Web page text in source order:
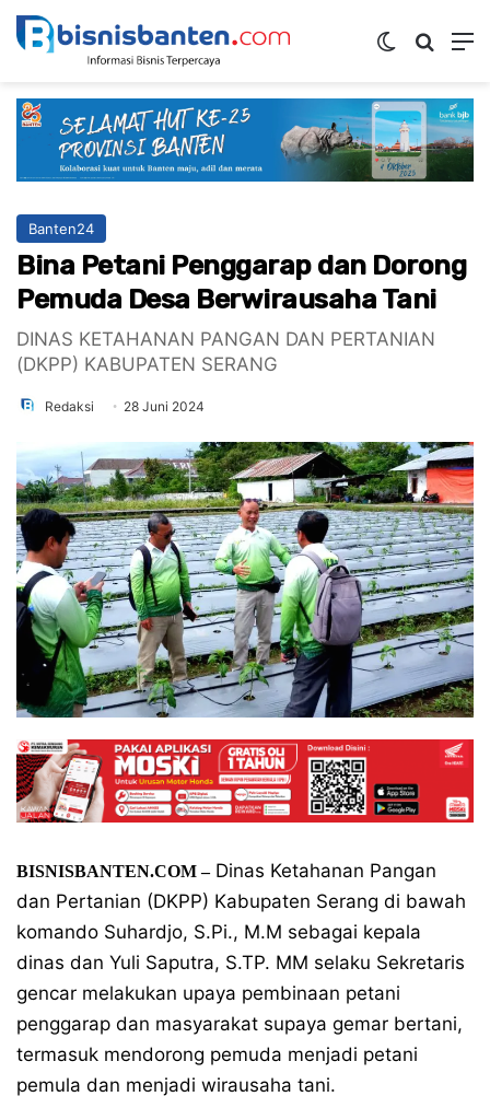
Switch skin
Banten24
Bina Petani Penggarap dan Dorong
Pemuda Desa Berwirausaha Tani
DINAS KETAHANAN PANGAN DAN PERTANIAN
(DKPP) KABUPATEN SERANG
Redaksi 28 Juni 2024
BISNISBANTEN.COM –Dinas Ketahanan Pangan
dan Pertanian (DKPP) Kabupaten Serang di bawah
komando Suhardjo, S.Pi., M.M sebagai kepala
dinas dan Yuli Saputra, S.TP. MM selaku Sekretaris
gencar melakukan upaya pembinaan petani
penggarap dan masyarakat supaya gemar bertani,
termasuk mendorong pemuda menjadi petani
pemula dan menjadi wirausaha tani.